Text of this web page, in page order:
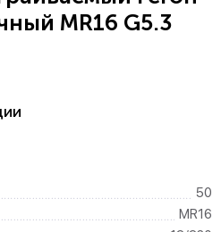
MR16 G5.3
50
MR16